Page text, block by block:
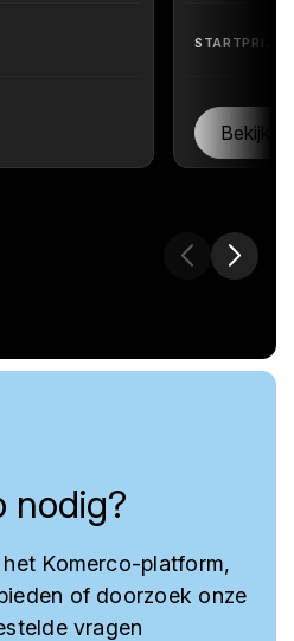
STARTPRIJS
Bekijk
nodig?
Komerco-platform,
of doorzoek onze
vragen